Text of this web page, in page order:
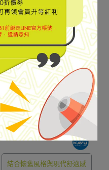
【Mountain Hardwear】
MHW™ Sun Stash Collab
Crop Short Sleeve 蘑菇花
朵厚磅棉短袖T恤 女款 日
NT$1,110NT$1,480
SPECIAL SALE
結合懷舊風格與現代舒適感